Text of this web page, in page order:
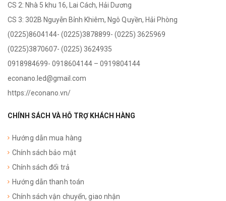
CS 2: Nhà 5 khu 16, Lai Cách, Hải Dương
CS 3: 302B Nguyễn Bỉnh Khiêm, Ngô Quyền, Hải Phòng
(0225)8604144- (0225)3878899- (0225) 3625969
(0225)3870607- (0225) 3624935
0918984699- 0918604144 – 0919804144
econano.led@gmail.com
https://econano.vn/
CHÍNH SÁCH VÀ HỖ TRỢ KHÁCH HÀNG
Hướng dẫn mua hàng
Chính sách bảo mật
Chính sách đổi trả
Hướng dẫn thanh toán
Chính sách vận chuyển, giao nhận